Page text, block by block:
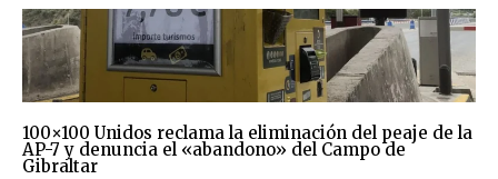
100×100 Unidos reclama la eliminación del peaje de la
AP-7 y denuncia el «abandono» del Campo de
Gibraltar